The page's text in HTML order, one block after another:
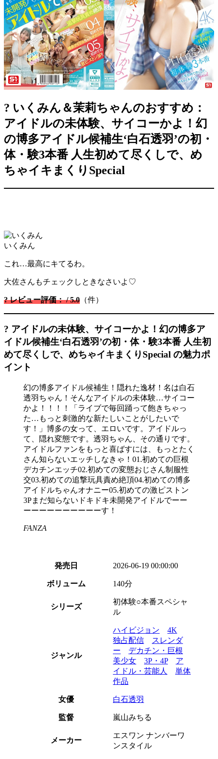
? いくみん＆茉莉ちゃんのおすすめ：
アイドルの未体験、サイコーかよ！幻
の博多アイドル候補生‘白石透羽’の初・
体・験3本番 人生初めて尽くしで、め
ちゃイキまくりSpecial
いくみん
これ…最高にキてるわ。
大佐さんもチェックしときなさいよ♡
? レビュー評価： / 5.0 （件）
? アイドルの未体験、サイコーかよ！幻の博多ア
イドル候補生‘白石透羽’の初・体・験3本番 人生初
めて尽くしで、めちゃイキまくりSpecial の魅力ポ
イント
幻の博多アイドル候補生！隠れた逸材！名は白石
透羽ちゃん！そんなアイドルの未体験…サイコー
かよ！！！！「ライブで毎回踊って飽きちゃっ
た…もっと刺激的な新たしいことがしたいで
す！」博多の女って、エロいです。アイドルっ
て、隠れ変態です。透羽ちゃん、その通りです。
アイドルファンをもっと喜ばすには、もっとたく
さん知らないエッチしなきゃ！01.初めての巨根
デカチンエッチ02.初めての変態おじさん制服性
交03.初めての追撃玩具責め絶頂04.初めての博多
アイドルちゃんオナニー05.初めての激ピストン
3Pまだ知らないドキドキ未開発アイドルでーー
ーーーーーーーーーーす！
FANZA
発売日 2026-06-19 00:00:00
ボリューム 140分
シリーズ
初体験○本番スペシャ
ル
ジャンル
ハイビジョン
4K
独占配信
スレンダ
ー
デカチン・巨根
美少女
3P・4P
ア
イドル・芸能人
単体
作品
女優 白石透羽
監督 嵐山みちる
メーカー
エスワン ナンバーワ
ンスタイル